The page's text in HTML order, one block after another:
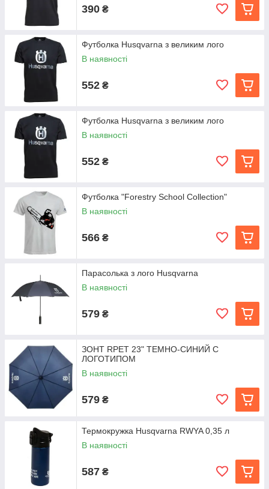
390 ₴
Футболка Husqvarna з великим лого
В наявності
552 ₴
Футболка Husqvarna з великим лого
В наявності
552 ₴
Футболка "Forestry School Collection"
В наявності
566 ₴
Парасолька з лого Husqvarna
В наявності
579 ₴
ЗОНТ RPET 23" ТЕМНО-СИНИЙ С
ЛОГОТИПОМ
В наявності
579 ₴
Термокружка Husqvarna RWYA 0,35 л
В наявності
587 ₴